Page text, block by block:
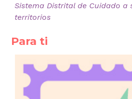
Sistema Distrital de Cuidado a
territorios
Para ti